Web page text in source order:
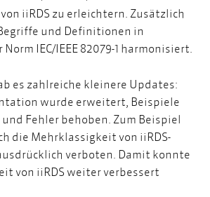
iiRDS zu erleichtern. Zusätzlich
und Definitionen in
IEC/IEEE 82079-1 harmonisiert.
es zahlreiche kleinere Updates:
wurde erweitert, Beispiele
Fehler behoben. Zum Beispiel
die Mehrklassigkeit von iiRDS-
verboten. Damit konnte
von iiRDS weiter verbessert